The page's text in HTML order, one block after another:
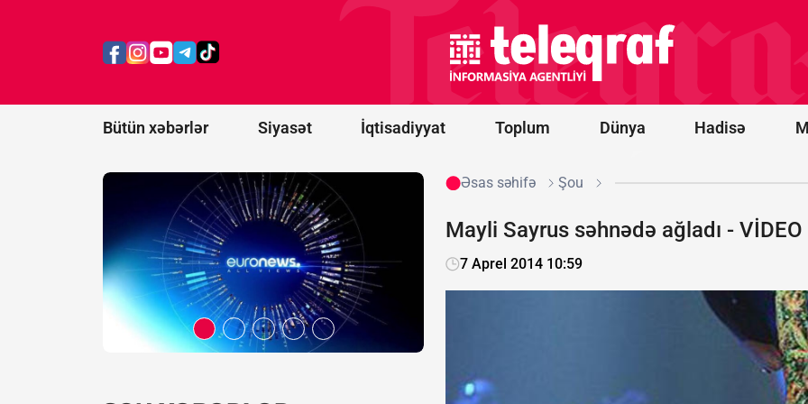
Bütün xəbərlər Siyasət İqtisadiyyat Toplum Dünya Hadisə
ekstremist
əlavə etdi
“Qarabağ”
oyununun
start
heyətləri
Əsas səhifə Şou
Mayli Sayrus səhnədə ağladı - VİDEO
7 Aprel 2014 10:59